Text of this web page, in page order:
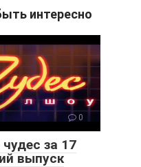
интересно
0
за 17
выпуск